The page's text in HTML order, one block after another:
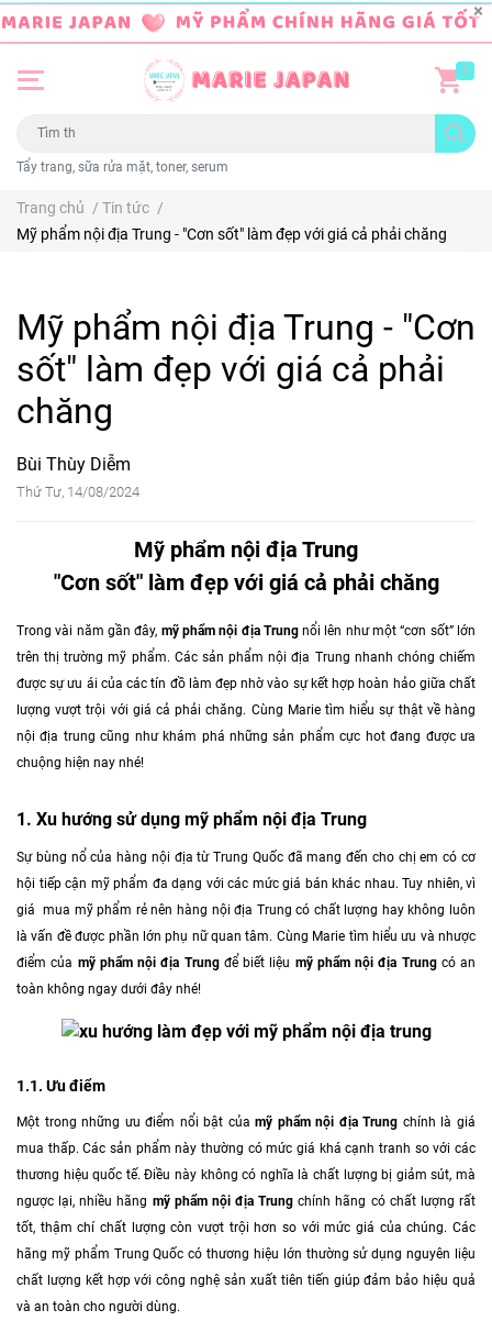
Tẩy trang, sữa rửa mặt, toner, serum
0
Trang chủ / Tin tức /
Mỹ phẩm nội địa Trung - "Cơn sốt" làm đẹp với giá cả phải chăng
Mỹ phẩm nội địa Trung - "Cơn
sốt" làm đẹp với giá cả phải
chăng
Bùi Thùy Diễm
Thứ Tư, 14/08/2024
Mỹ phẩm nội địa Trung
"Cơn sốt" làm đẹp với giá cả phải chăng
Trong vài năm gần đây, mỹ phẩm nội địa Trungnổi lên như một “cơn sốt” lớn
trên thị trường mỹ phẩm. Các sản phẩm nội địa Trung nhanh chóng chiếm
được sự ưu ái của các tín đồ làm đẹp nhờ vào sự kết hợp hoàn hảo giữa chất
lượng vượt trội với giá cả phải chăng. Cùng Marie tìm hiểu sự thật về hàng
nội địa trung cũng như khám phá những sản phẩm cực hot đang được ưa
chuộng hiện nay nhé!
1. Xu hướng sử dụng mỹ phẩm nội địa Trung
Sự bùng nổ của hàng nội địa từ Trung Quốc đã mang đến cho chị em có cơ
hội tiếp cận mỹ phẩm đa dạng với các mức giá bán khác nhau. Tuy nhiên, vì
giá mua mỹ phẩm rẻ nên hàng nội địa Trung có chất lượng hay không luôn
là vấn đề được phần lớn phụ nữ quan tâm. Cùng Marie tìm hiểu ưu và nhược
điểm của mỹ phẩm nội địa Trungđể biết liệu mỹ phẩm nội địa Trungcó an
toàn không ngay dưới đây nhé!
1.1. Ưu điểm
Một trong những ưu điểm nổi bật củamỹ phẩm nội địa Trung chính là giá
mua thấp. Các sản phẩm này thường có mức giá khá cạnh tranh so với các
thương hiệu quốc tế. Điều này không có nghĩa là chất lượng bị giảm sút, mà
ngược lại, nhiều hãng mỹ phẩm nội địa Trungchính hãng có chất lượng rất
tốt, thậm chí chất lượng còn vượt trội hơn so với mức giá của chúng. Các
hãng mỹ phẩm Trung Quốc có thương hiệu lớn thường sử dụng nguyên liệu
chất lượng kết hợp với công nghệ sản xuất tiên tiến giúp đảm bảo hiệu quả
và an toàn cho người dùng.